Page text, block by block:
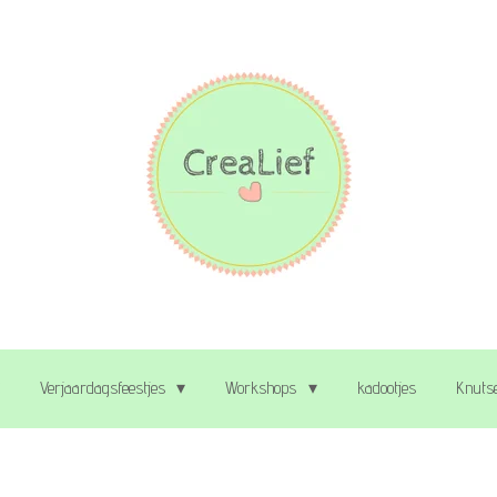
Verjaardagsfeestjes Workshops kadootjes